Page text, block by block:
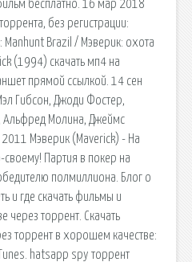
бесплатно. 16 мар 2018
без регистрации:
Manhunt Brazil / Мэверик: охота
(1994) скачать мп4 на
прямой ссылкой. 14 сен
Гибсон, Джоди Фостер,
Альфред Молина, Джеймс
Мэверик (Maverick) - На
своему! Партия в покер на
полмиллиона. Блог о
и где скачать фильмы и
через торрент. Скачать
торрент в хорошем качестве:
hatsapp spy торрент